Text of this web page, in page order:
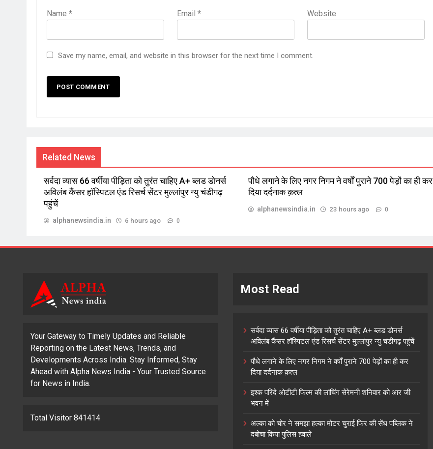
Name * Email* Website
Save my name, email, and website in this browser for the next time I comment.
Related News
सर्वदा व्यास 66 वर्षीया पीड़िता को तुरंत चाहिए A+ ब्लड डोनर्स
अविलंब कैंसर हॉस्पिटल एंड रिसर्च सेंटर मुल्लांपुर न्यु चंडीगढ़
पहुंचें
alphanewsindia.in 6 hours ago 0
पौधे लगाने के लिए नगर निगम ने वर्षों पुराने 700 पेड़ों का ही कर
दिया दर्दनाक क़त्ल
alphanewsindia.in 23 hours ago 0
Your Gateway to Timely Updates and Reliable
Reporting on the Latest News, Trends, and
Developments Across India. Stay Informed, Stay
Ahead with Alpha News India - Your Trusted Source
for News in India.
Total Visitor 841414
Most Read
सर्वदा व्यास 66 वर्षीया पीड़िता को तुरंत चाहिए A+ ब्लड डोनर्स
अविलंब कैंसर हॉस्पिटल एंड रिसर्च सेंटर मुल्लांपुर न्यु चंडीगढ़ पहुंचें
पौधे लगाने के लिए नगर निगम ने वर्षों पुराने 700 पेड़ों का ही कर
दिया दर्दनाक क़त्ल
इश्क परिंदे ओटीटी फिल्म की लांचिंग सेरेमनी शनिवार को आर जी
भवन में
अल्का को चोर ने समझा हल्का मोटर चुराई फिर की सेंध पब्लिक ने
दबोचा किया पुलिस हवाले